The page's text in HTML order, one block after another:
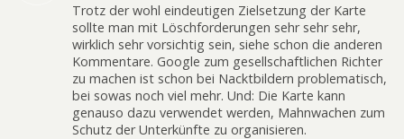
Trotz der wohl eindeutigen Zielsetzung der Karte
sollte man mit Löschforderungen sehr sehr sehr,
wirklich sehr vorsichtig sein, siehe schon die anderen
Kommentare. Google zum gesellschaftlichen Richter
zu machen ist schon bei Nacktbildern problematisch,
bei sowas noch viel mehr. Und: Die Karte kann
genauso dazu verwendet werden, Mahnwachen zum
Schutz der Unterkünfte zu organisieren.